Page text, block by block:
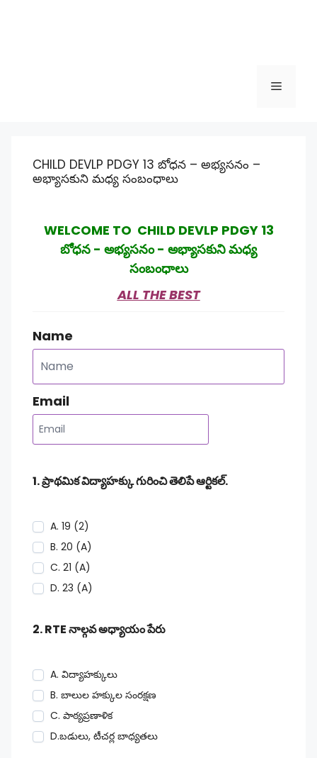
Menu
CHILD DEVLP PDGY 13 బోధన – అభ్యసనం –
అభ్యాసకుని మధ్య సంబంధాలు
WELCOME TO CHILD DEVLP PDGY 13
బోధన - అభ్యసనం - అభ్యాసకుని మధ్య
సంబంధాలు
ALL THE BEST
Name
Email
1. ప్రాథమిక విద్యాహక్కు గురించి తెలిపే ఆర్టికల్.
A. 19 (2)
B. 20 (A)
C. 21 (A)
D. 23 (A)
2. RTE నాల్గవ అధ్యాయం పేరు
A. విద్యాహక్కులు
B. బాలుల హక్కుల సంరక్షణ
C. పాఠ్యప్రణాళిక
D.బడులు, టీచర్ల బాధ్యతలు